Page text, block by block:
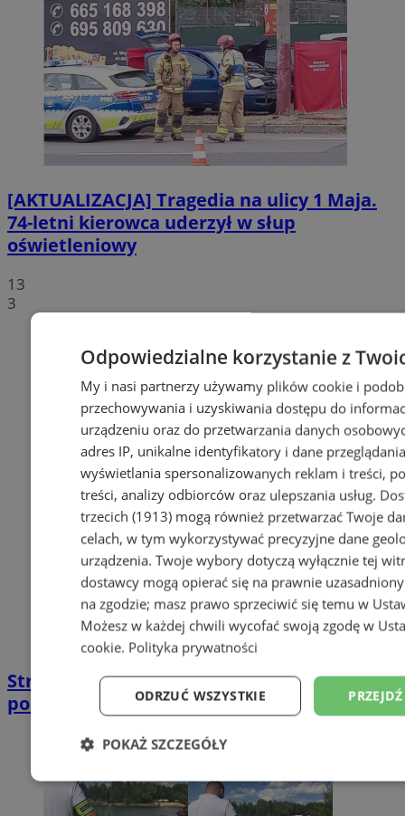
[AKTUALIZACJA] Tragedia na ulicy 1 Maja.
74-letni kierowca uderzył w słup
oświetleniowy
13
3
Strażacy z Rudy Śląskiej oddali hołd
poległym kolegom z Poznania
Odpowiedzialne korzystanie z
My i nasi partnerzy używamy plików cookie i
przechowywania i uzyskiwania dostępu do
urządzeniu oraz do przetwarzania danych
adres IP, unikalne identyfikatory i dane
wyświetlania spersonalizowanych reklam i treści,
treści, analizy odbiorców oraz ulepszania usług.
trzecich (1913)mogą również przetwarzać Twoje
celach, w tym wykorzystywać precyzyjne dane
urządzenia. Twoje wybory dotyczą wyłącznie tej
dostawcy mogą opierać się na prawnie
na zgodzie; masz prawo sprzeciwić się temu w
Możesz w każdej chwili wycofać swoją zgodę w
cookie. Polityka prywatności
ODRZUĆ WSZYSTKIE
POKAŻ SZCZEGÓŁY
Niezbędne Wydajność Targetowanie